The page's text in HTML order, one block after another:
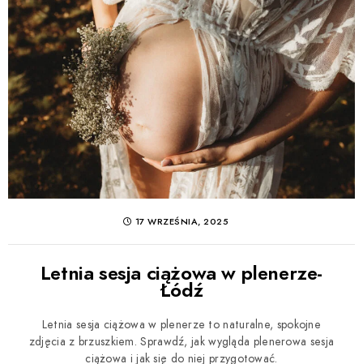
17 WRZEŚNIA, 2025
Letnia sesja ciążowa w plenerze-
Łódź
Letnia sesja ciążowa w plenerze to naturalne, spokojne
zdjęcia z brzuszkiem. Sprawdź, jak wygląda plenerowa sesja
ciążowa i jak się do niej przygotować.